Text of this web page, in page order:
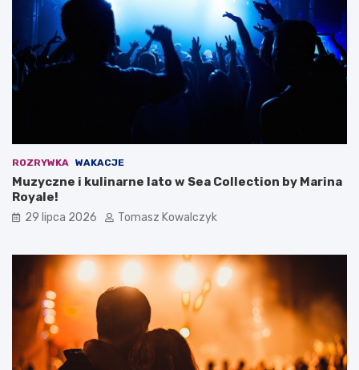
ROZRYWKA WAKACJE
Muzyczne i kulinarne lato w Sea Collection by Marina
Royale!
29 lipca 2026 Tomasz Kowalczyk